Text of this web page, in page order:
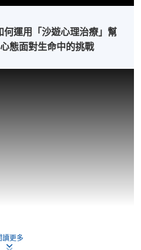
何運用「沙遊心理治療」幫
態面對生命中的挑戰
讀更多